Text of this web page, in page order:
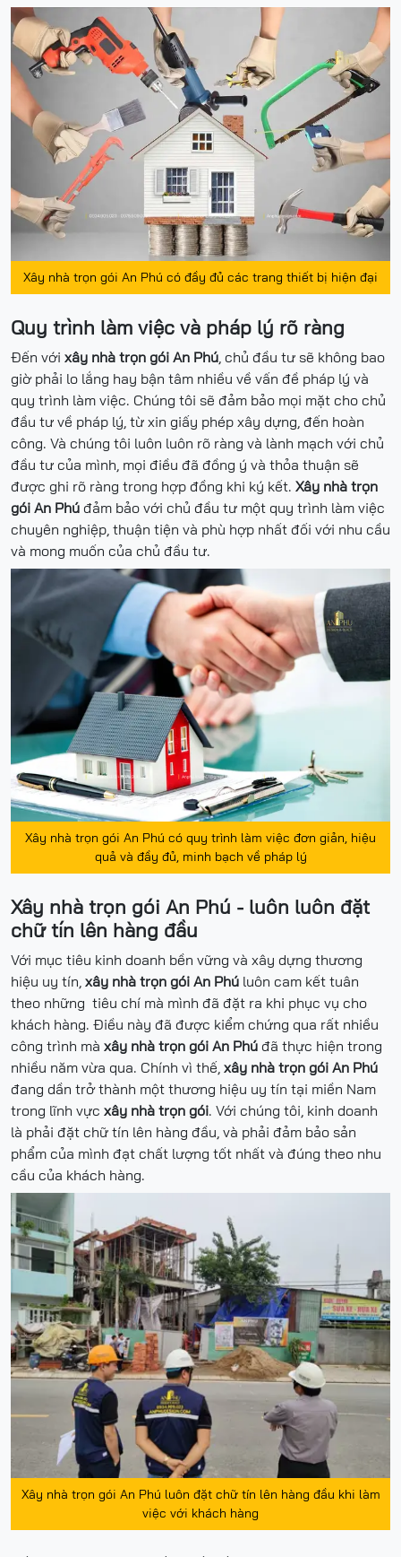
Xây nhà trọn gói An Phú có đầy đủ các trang thiết bị hiện đại
Quy trình làm việc và pháp lý rõ ràng
Đến với xây nhà trọn gói An Phú , chủ đầu tư sẽ không bao
giờ phải lo lắng hay bận tâm nhiều về vấn đề pháp lý và
quy trình làm việc. Chúng tôi sẽ đảm bảo mọi mặt cho chủ
đầu tư về pháp lý, từ xin giấy phép xây dựng, đến hoàn
công. Và chúng tôi luôn luôn rõ ràng và lành mạch với chủ
đầu tư của mình, mọi điều đã đồng ý và thỏa thuận sẽ
được ghi rõ ràng trong hợp đồng khi ký kết. Xây nhà trọn
gói An Phú đảm bảo với chủ đầu tư một quy trình làm việc
chuyên nghiệp, thuận tiện và phù hợp nhất đối với nhu cầu
và mong muốn của chủ đầu tư.
Xây nhà trọn gói An Phú có quy trình làm việc đơn giản, hiệu
quả và đầy đủ, minh bạch về pháp lý
Xây nhà trọn gói An Phú - luôn luôn đặt
chữ tín lên hàng đầu
Với mục tiêu kinh doanh bền vững và xây dựng thương
hiệu uy tín, xây nhà trọn gói An Phú luôn cam kết tuân
theo những tiêu chí mà mình đã đặt ra khi phục vụ cho
khách hàng. Điều này đã được kiểm chứng qua rất nhiều
công trình mà xây nhà trọn gói An Phú đã thực hiện trong
nhiều năm vừa qua. Chính vì thế, xây nhà trọn gói An Phú
đang dần trở thành một thương hiệu uy tín tại miền Nam
trong lĩnh vực xây nhà trọn gói. Với chúng tôi, kinh doanh
là phải đặt chữ tín lên hàng đầu, và phải đảm bảo sản
phẩm của mình đạt chất lượng tốt nhất và đúng theo nhu
cầu của khách hàng.
Xây nhà trọn gói An Phú luôn đặt chữ tín lên hàng đầu khi làm
việc với khách hàng